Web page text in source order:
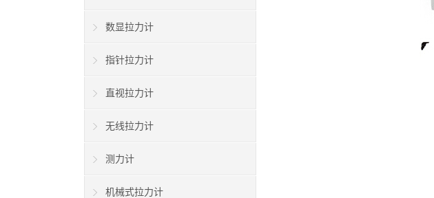
数显拉力计
指针拉力计
直视拉力计
无线拉力计
测力计
机械式拉力计